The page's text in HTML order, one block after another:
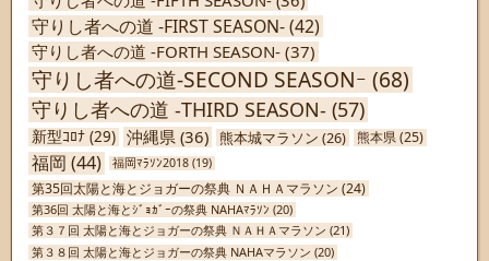
守りし者への道 -FIRST SEASON-(42)
守りし者への道 -FORTH SEASON- (37)
守りし者への道-SECOND SEASONｰ (68)
守りし者への道 -THIRD SEASON- (57)
新型ｺﾛﾅ (29) 沖縄県 (36) 熊本城マラソン (26) 熊本県(25)
福岡 (44) 福岡ﾏﾗｿﾝ2018 (19)
第35回太陽と海とジョガーの祭典 ＮＡＨＡマラソン (24)
第36回 太陽と海とｼﾞｮｶﾞｰの祭典 NAHAﾏﾗｿﾝ (20)
第３７回 太陽と海とジョガーの祭典 ＮＡＨＡマラソン (21)
第３８回 太陽と海とジョガーの祭典 NAHAマラソン (20)